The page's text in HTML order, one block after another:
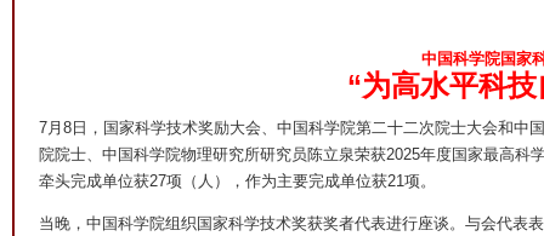
中国科学院国家
“为高水平科
7月8日，国家科学技术奖励大会、中国科学院第二十二次院士大会和
院院士、中国科学院物理研究所研究员陈立泉荣获2025年度国家最高
牵头完成单位获27项（人），作为主要完成单位获21项。
当晚，中国科学院组织国家科学技术奖获奖者代表进行座谈。与会代表